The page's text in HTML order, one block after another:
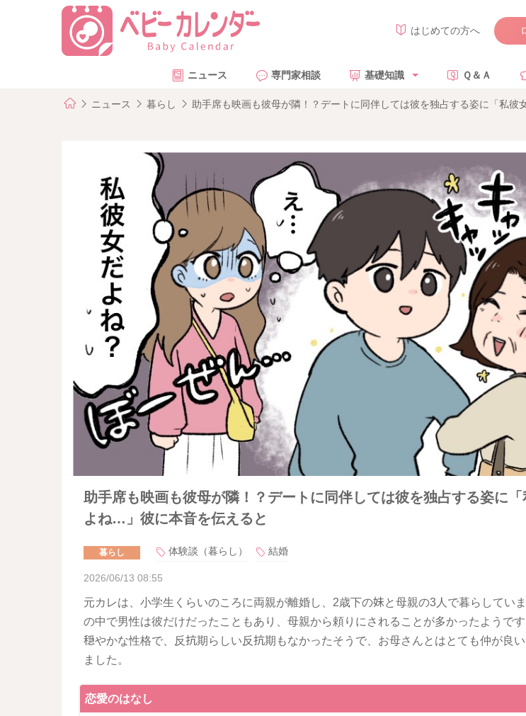
はじめての方へ
ニュース 専門家相談 基礎知識 Ｑ＆Ａ
ニュース 暮らし 助手席も映画も彼母が隣！？デートに同伴しては彼を独占する姿に「私彼
助手席も映画も彼母が隣！？デートに同伴しては彼を独占する姿に
よね…」彼に本音を伝えると
暮らし 体験談（暮らし） 結婚
2026/06/13 08:55
元カレは、小学生くらいのころに両親が離婚し、2歳下の妹と母親の3人で暮らしてい
の中で男性は彼だけだったこともあり、母親から頼りにされることが多かったようで
穏やかな性格で、反抗期らしい反抗期もなかったそうで、お母さんとはとても仲が良い
ました。
恋愛のはなし